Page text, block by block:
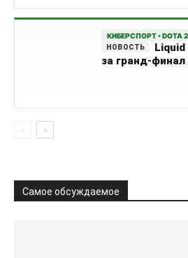
КИБЕРСПОРТ • DOTA 2
за гранд-финал
Самое обсуждаемое